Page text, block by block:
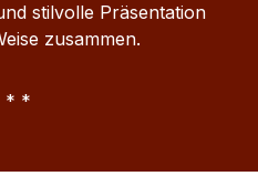
stilvolle Präsentation
zusammen.
* *